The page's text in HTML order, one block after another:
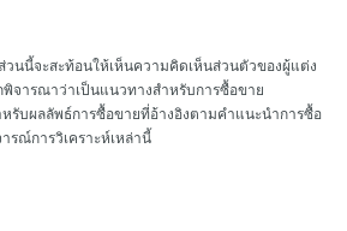
นนี้จะสะท้อนให้เห็นความคิดเห็นส่วนตัวของผู้แต่ง
พิจารณาว่าเป็นแนวทางสำหรับการซื้อขาย
หรับผลลัพธ์การซื้อขายที่อ้างอิงตามคำแนะนำการซื้อ
รณ์การวิเคราะห์เหล่านี้